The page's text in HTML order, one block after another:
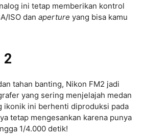
ini tetap memberikan kontrol
ISO dan aperture yang bisa kamu
2
tahan banting, Nikon FM2 jadi
yang sering menjelajah medan
ikonik ini berhenti diproduksi pada
tetap mengesankan karena punya
1/4.000 detik!